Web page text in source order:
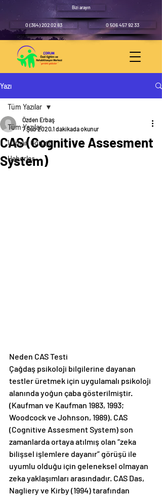
Bizi arayın
0 (364) 202 02 83 0 506 457 92 33
Yazı
Tüm Yazılar
Uzman Görüşü
Haberler
Tüm Yazılar
CAS (Cognitive Assesment
System)
Özden Erbaş
7 Şub 2020 1 dakikada okunur
Neden CAS Testi
Çağdaş psikoloji bilgilerine dayanan
testler üretmek için uygulamalı psikoloji
alanında yoğun çaba gösterilmiştir.
(Kaufman ve Kaufman 1983, 1993;
Woodcock ve Johnson, 1989). CAS
(Cognitive Assesment System) son
zamanlarda ortaya atılmış olan “zeka
bilişsel işlemlere dayanır” görüşü ile
uyumlu olduğu için geleneksel olmayan
zeka yaklaşımları arasındadır. CAS Das,
Nagliery ve Kirby (1994) tarafından